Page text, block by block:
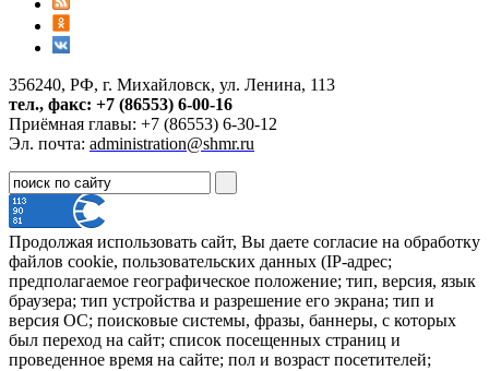
356240, РФ, г. Михайловск, ул. Ленина, 113
тел., факс: +7 (86553) 6-00-16
Приёмная главы: +7 (86553) 6-30-12
Эл. почта: administration@shmr.ru
Продолжая использовать сайт, Вы даете согласие на обработку
файлов cookie, пользовательских данных (IP-адрес;
предполагаемое географическое положение; тип, версия, язык
браузера; тип устройства и разрешение его экрана; тип и
версия ОС; поисковые системы, фразы, баннеры, с которых
был переход на сайт; список посещенных страниц и
проведенное время на сайте; пол и возраст посетителей;